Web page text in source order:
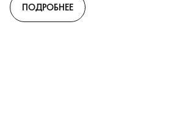
ПОДРОБНЕЕ